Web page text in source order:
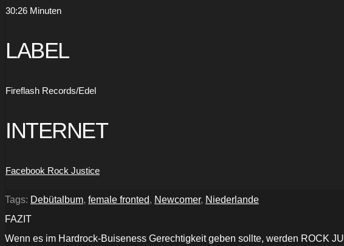
30:26 Minuten
LABEL
Fireflash Records/Edel
INTERNET
Facebook Rock Justice
Tags: Debütalbum, female fronted, Newcomer, Niederlande
FAZIT
Wenn es im Hardrock-Buiseness Gerechtigkeit geben sollte, werden ROCK